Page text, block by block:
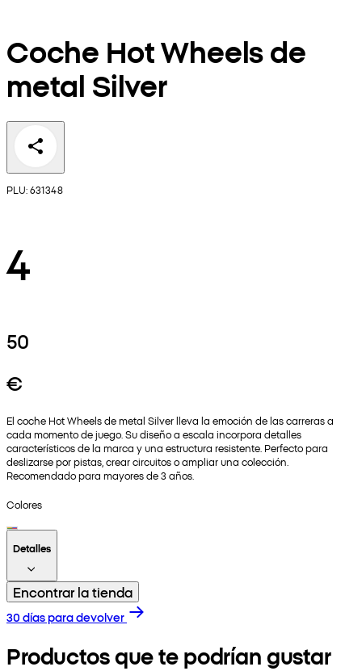
Coche Hot Wheels de
metal Silver
PLU: 631348
4
50
€
El coche Hot Wheels de metal Silver lleva la emoción de las carreras a
cada momento de juego. Su diseño a escala incorpora detalles
característicos de la marca y una estructura resistente. Perfecto para
deslizarse por pistas, crear circuitos o ampliar una colección.
Recomendado para mayores de 3 años.
Colores
Detalles
Encontrar la tienda
30 días para devolver
Productos que te podrían gustar